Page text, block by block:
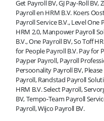
Get Payroll BV, GJ Pay-Roll
Payroll en HRM B.V. Koers
Payroll Service B.V., Level
HRM 2.0, Manpower Payroll
B.V., One Payroll BV, So Toff
for People Payroll B.V. Pay for
Payper Payroll, Payroll
Persoonality Payroll BV,
Payroll, Randstad Payroll
HRM B.V. Select Payroll,
BV, Tempo-Team Payroll
Payroll, Wijco Payroll BV.